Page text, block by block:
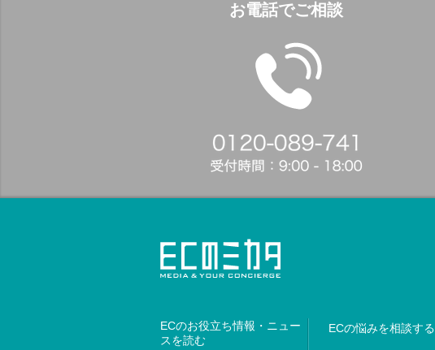
お電話でご相談
ECのお役立ち情報・ニュー
スを読む
ECの悩みを相談する